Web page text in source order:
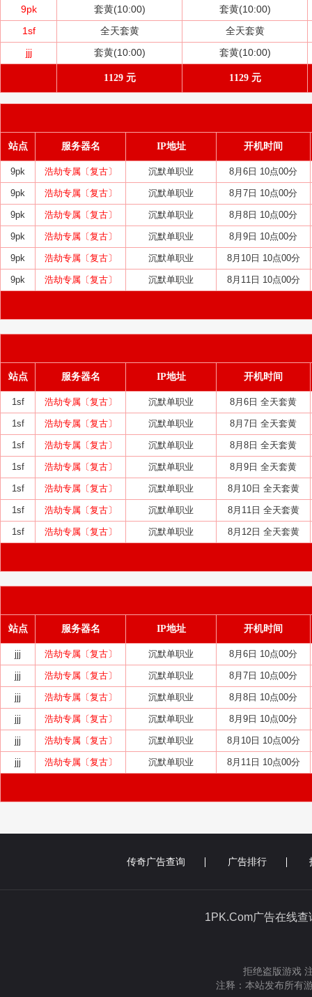
9pk 套黄(10:00)
套黄(10:00)
1sf
全天套黄
全天套黄
jjj
套黄(10:00) 套黄(10:00)
1129 元 1129 元
站点 服务器名 IP地址 开机时间
9pk 浩劫专属〔复古〕 沉默单职业 8月6日 10点00分
9pk 浩劫专属〔复古〕 沉默单职业 8月7日 10点00分
9pk 浩劫专属〔复古〕 沉默单职业 8月8日 10点00分
9pk 浩劫专属〔复古〕 沉默单职业 8月9日 10点00分
9pk 浩劫专属〔复古〕 沉默单职业 8月10日 10点00分
9pk 浩劫专属〔复古〕 沉默单职业 8月11日 10点00分
站点 服务器名 IP地址 开机时间
1sf 浩劫专属〔复古〕 沉默单职业 8月6日 全天套黄
1sf 浩劫专属〔复古〕 沉默单职业 8月7日 全天套黄
1sf 浩劫专属〔复古〕 沉默单职业 8月8日 全天套黄
1sf 浩劫专属〔复古〕 沉默单职业 8月9日 全天套黄
1sf 浩劫专属〔复古〕 沉默单职业 8月10日 全天套黄
1sf 浩劫专属〔复古〕 沉默单职业 8月11日 全天套黄
1sf 浩劫专属〔复古〕 沉默单职业 8月12日 全天套黄
站点 服务器名 IP地址 开机时间
jjj 浩劫专属〔复古〕 沉默单职业 8月6日 10点00分
jjj 浩劫专属〔复古〕 沉默单职业 8月7日 10点00分
jjj 浩劫专属〔复古〕 沉默单职业 8月8日 10点00分
jjj 浩劫专属〔复古〕 沉默单职业 8月9日 10点00分
jjj 浩劫专属〔复古〕 沉默单职业 8月10日 10点00分
jjj 浩劫专属〔复古〕 沉默单职业 8月11日 10点00分
传奇广告查询 广告排行
1PK.Com广告在
拒绝盗版游戏
注释：本站发布所有